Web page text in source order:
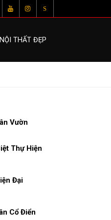
S
THẤT ĐẸP
Vườn
Thự Hiện
Đại
Cổ Điển